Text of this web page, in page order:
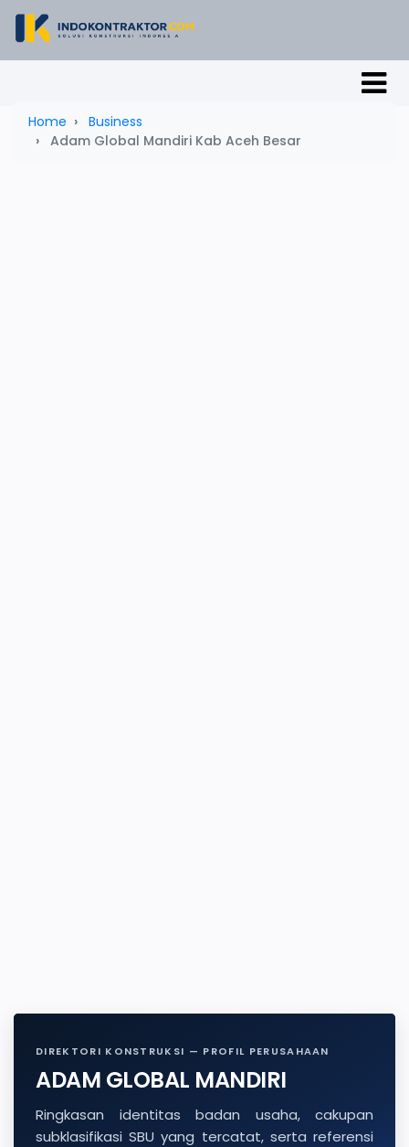
Home
Business
Adam Global Mandiri Kab Aceh Besar
DIREKTORI KONSTRUKSI — PROFIL PERUSAHAAN
ADAM GLOBAL MANDIRI
Ringkasan identitas badan usaha, cakupan
subklasifikasi SBU yang tercatat, serta referensi